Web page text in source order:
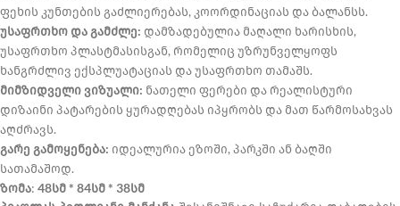
ფეხის კუნთების გაძლიერებას, კოორდინაციას და ბალანსს.
უსაფრთხო და გამძლე: დამზადებულია მაღალი ხარისხის,
უსაფრთხო პლასტმასისგან, რომელიც უზრუნველყოფს
ხანგრძლივ ექსპლუატაციას და უსაფრთხო თამაშს.
მიმზიდველი ვიზუალი: ნათელი ფერები და რეალისტური
დიზაინი პატარების ყურადღებას იპყრობს და მათ წარმოსახვას
აღძრავს.
გარე გამოყენება: იდეალურია ეზოში, პარკში ან ბაღში
სათამაშოდ.
ზომა: 48სმ * 84სმ * 38სმ